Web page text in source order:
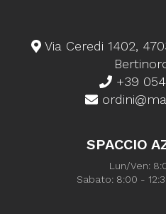
Via Ceredi 1402,
+39
SPACCIO
Lun/Ven:
Sabato: 8:00 -